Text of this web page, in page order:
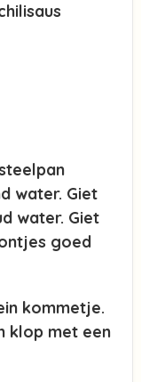
water. Giet
water. Giet
goed
kommetje.
klop met een